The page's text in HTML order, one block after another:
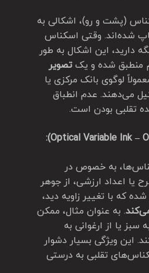
(پشت و رو)، اشکالی به
شده‌اند. وقتی اسکناس
دارید، این اشکال به طور
منطبق شده و یک تصویر
لوگوی بانک مرکزی یا
می‌دهند. عدم انطباق
تقلبی بودن است.
به خصوص در
یا اعداد ارزشی، از جوهر
که با تغییر زاویه دید،
. به عنوان مثال، ممکن
سبز یا از ارغوانی به
این ویژگی بسیار دشوار
تقلبی به درستی